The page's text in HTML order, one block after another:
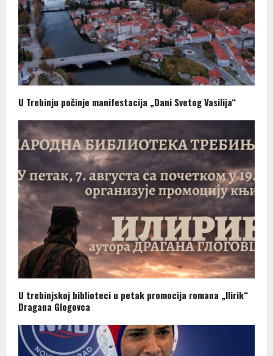
U Trebinju počinje manifestacija „Dani Svetog Vasilija“
U trebinjskoj biblioteci u petak promocija romana „Ilirik“
Dragana Glogovca